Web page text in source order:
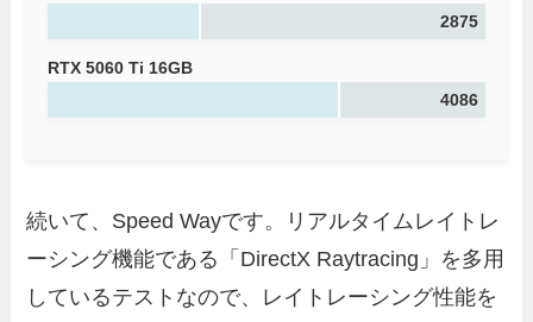
2875
RTX 5060 Ti 16GB
4086
続いて、Speed Wayです。リアルタイムレイトレ
ーシング機能である「DirectX Raytracing」を多用
しているテストなので、レイトレーシング性能を